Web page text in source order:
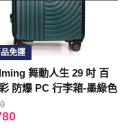
免運
舞動人生 29 吋 百
防爆 PC 行李箱-墨綠色